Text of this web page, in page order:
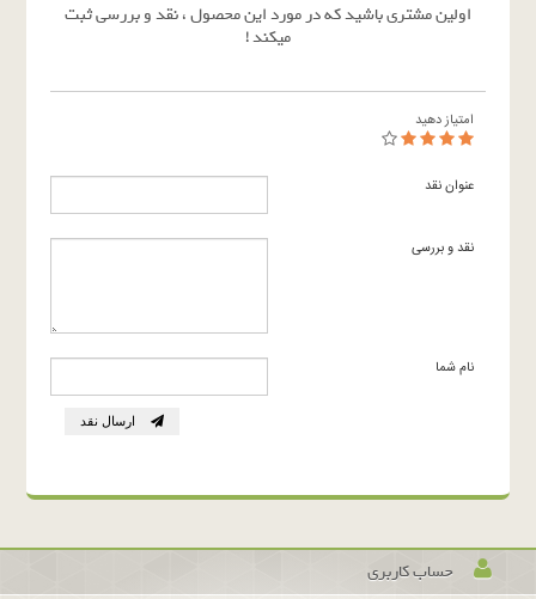
اولین مشتری باشید که در مورد این محصول ، نقد و بررسی ثبت
میکند !
امتیاز دهید
عنوان نقد
نقد و بررسی
نام شما
ارسال نقد
حساب کاربری